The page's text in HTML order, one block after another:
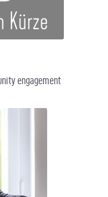
engagement